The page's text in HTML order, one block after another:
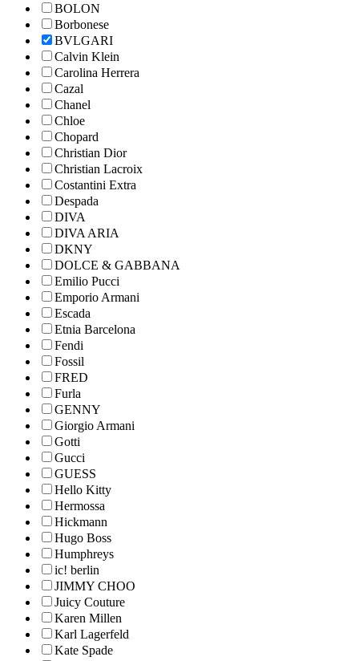
BOLON
Borbonese
BVLGARI
Calvin Klein
Carolina Herrera
Cazal
Chanel
Chloe
Chopard
Christian Dior
Christian Lacroix
Costantini Extra
Despada
DIVA
DIVA ARIA
DKNY
DOLCE & GABBANA
Emilio Pucci
Emporio Armani
Escada
Etnia Barcelona
Fendi
Fossil
FRED
Furla
GENNY
Giorgio Armani
Gotti
Gucci
GUESS
Hello Kitty
Hermossa
Hickmann
Hugo Boss
Humphreys
ic! berlin
JIMMY CHOO
Juicy Couture
Karen Millen
Karl Lagerfeld
Kate Spade